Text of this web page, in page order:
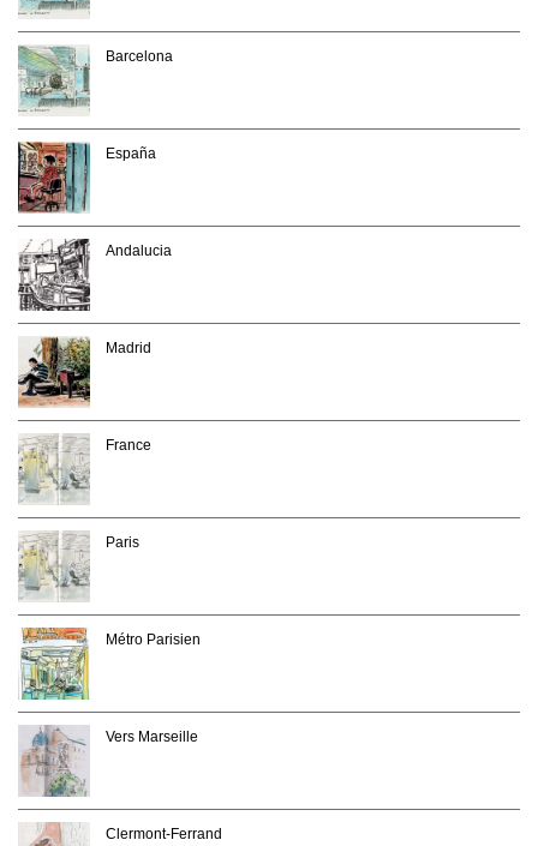
Barcelona
España
Andalucia
Madrid
France
Paris
Métro Parisien
Vers Marseille
Clermont-Ferrand